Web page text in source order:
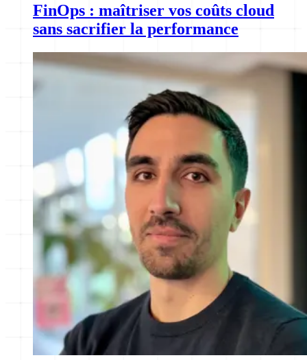
FinOps : maîtriser vos coûts cloud
sans sacrifier la performance